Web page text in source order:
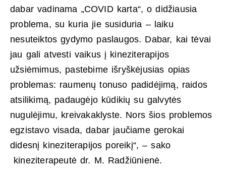
dabar vadinama „COVID karta“, o didžiausia
problema, su kuria jie susiduria – laiku
nesuteiktos gydymo paslaugos. Dabar, kai tėvai
jau gali atvesti vaikus į kineziterapijos
užsiėmimus, pastebime išryškėjusias opias
problemas: raumenų tonuso padidėjimą, raidos
atsilikimą, padaugėjo kūdikių su galvytės
nugulėjimu, kreivakaklyste. Nors šios problemos
egzistavo visada, dabar jaučiame gerokai
didesnį kineziterapijos poreikį“, – sako
kineziterapeutė dr. M. Radžiūnienė.